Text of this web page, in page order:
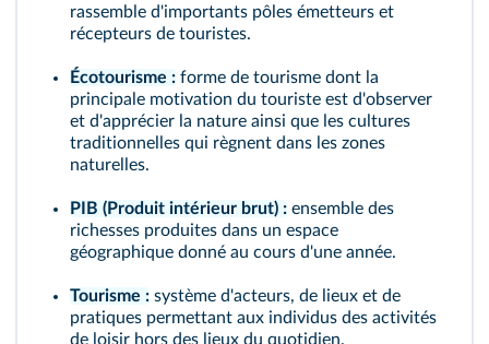
rassemble d'importants pôles émetteurs et
récepteurs de touristes.
Écotourisme : forme de tourisme dont la
principale motivation du touriste est d'observer
et d'apprécier la nature ainsi que les cultures
traditionnelles qui règnent dans les zones
naturelles.
PIB (Produit intérieur brut) : ensemble des
richesses produites dans un espace
géographique donné au cours d'une année.
Tourisme : système d'acteurs, de lieux et de
pratiques permettant aux individus des activités
de loisir hors des lieux du quotidien.